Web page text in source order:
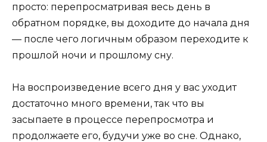
просто: перепросматривая весь день в
обратном порядке, вы доходите до начала дня
— после чего логичным образом переходите к
прошлой ночи и прошлому сну.
На воспроизведение всего дня у вас уходит
достаточно много времени, так что вы
засыпаете в процессе перепросмотра и
продолжаете его, будучи уже во сне. Однако,